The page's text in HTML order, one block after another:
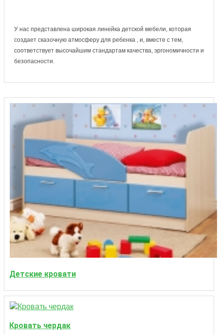
У нас представлена широкая линейка детской мебели, которая
создает сказочную атмосферу для ребенка , и, вместе с тем,
соответствует высочайшим стандартам качества, эргономичности и
безопасности.
Детские кровати
Кровать чердак